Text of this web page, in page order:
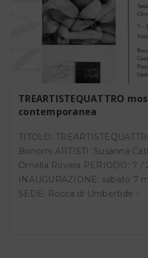
TREARTISTEQUATTRO
contemporanea
TITOLO:
Bonomi ARTISTI: Susanna
Ornella Rovera PERIODO: 7 /
INAUGURAZIONE: sabato 7
SEDE: Rocca di Umbertide -